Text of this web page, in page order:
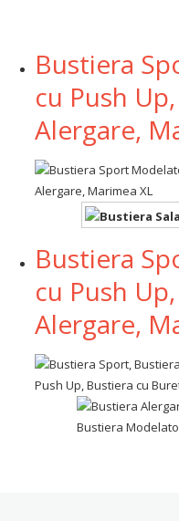
Bustiera
cu Push
Alergare,
Bustiera
cu Push
Alergare,